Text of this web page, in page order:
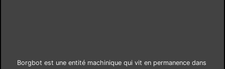
Borgbot est une entité machinique qui vit en permanence dans